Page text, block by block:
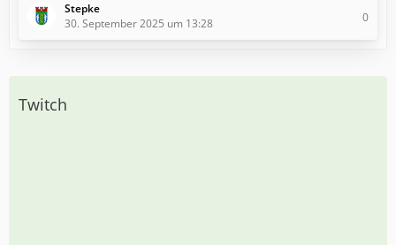
Stepke
30. September 2025 um 13:28
0
Twitch